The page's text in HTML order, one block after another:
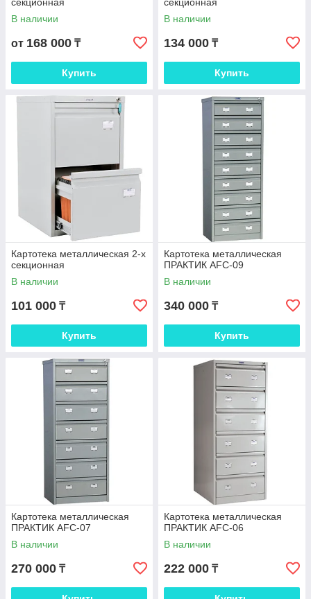
В наличии
от 168 000 ₸
Купить
В наличии
134 000 ₸
Купить
Картотека металлическая 2-х
секционная
В наличии
101 000 ₸
Купить
Картотека металлическая
ПРАКТИК AFC-09
В наличии
340 000 ₸
Купить
Картотека металлическая
ПРАКТИК AFC-07
В наличии
270 000 ₸
Картотека металлическая
ПРАКТИК AFC-06
В наличии
222 000 ₸